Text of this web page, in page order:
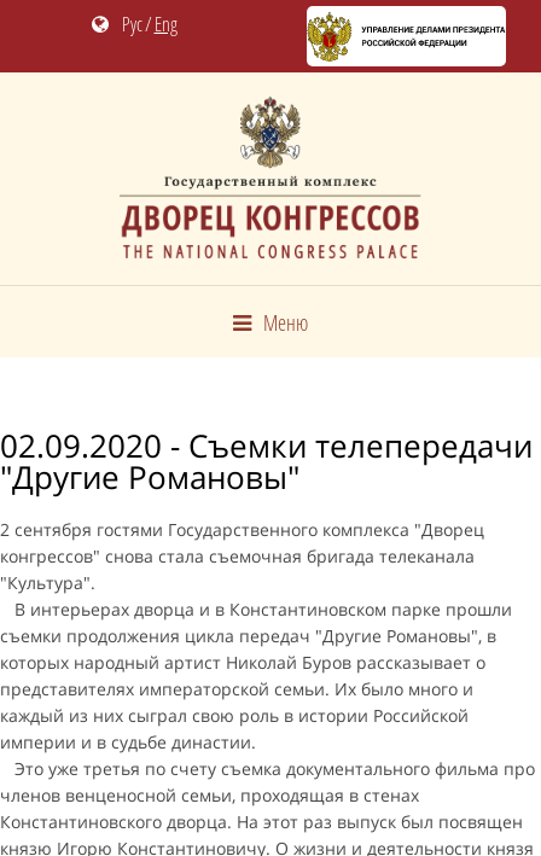
Рус/Eng
Меню
02.09.2020 - Съемки телепередачи
"Другие Романовы"
2 сентября гостями Государственного комплекса "Дворец
конгрессов" снова стала съемочная бригада телеканала
"Культура".
В интерьерах дворца и в Константиновском парке прошли
съемки продолжения цикла передач "Другие Романовы", в
которых народный артист Николай Буров рассказывает о
представителях императорской семьи. Их было много и
каждый из них сыграл свою роль в истории Российской
империи и в судьбе династии.
Это уже третья по счету съемка документального фильма про
членов венценосной семьи, проходящая в стенах
Константиновского дворца. На этот раз выпуск был посвящен
князю Игорю Константиновичу. О жизни и деятельности князя